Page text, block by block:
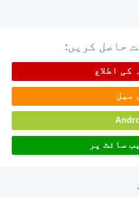
حاصل کریں:
کی اطلاع
میل
سائٹ پر